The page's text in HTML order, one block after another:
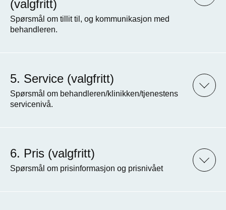
(valgfritt)
Spørsmål om tillit til, og kommunikasjon med
behandleren.
Service (valgfritt)
Spørsmål om behandleren/klinikken/tjenestens
servicenivå.
Pris (valgfritt)
Spørsmål om prisinformasjon og prisnivået